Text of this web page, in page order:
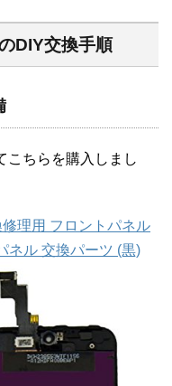
DIY交換手順
こちらを購入しまし
理用 フロントパネル
ネル 交換パーツ (黒)